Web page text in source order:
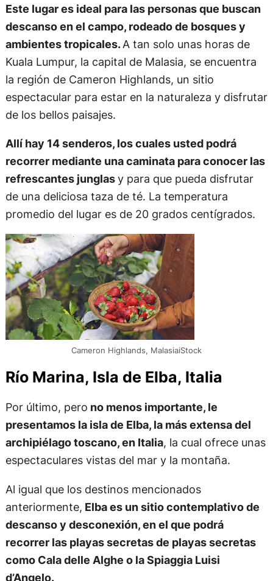
Este lugar es ideal para las personas que buscan
descanso en el campo, rodeado de bosques y
ambientes tropicales.A tan solo unas horas de
Kuala Lumpur, la capital de Malasia, se encuentra
la región de Cameron Highlands, un sitio
espectacular para estar en la naturaleza y disfrutar
de los bellos paisajes.
Allí hay 14 senderos, los cuales usted podrá
recorrer mediante una caminata para conocer las
refrescantes junglasy para que pueda disfrutar
de una deliciosa taza de té. La temperatura
promedio del lugar es de 20 grados centígrados.
Cameron Highlands, MalasiaiStock
Río Marina, Isla de Elba, Italia
Por último, pero no menos importante, le
presentamos la isla de Elba, la más extensa del
archipiélago toscano, en Italia, la cual ofrece unas
espectaculares vistas del mar y la montaña.
Al igual que los destinos mencionados
anteriormente, Elba es un sitio contemplativo de
descanso y desconexión, en el que podrá
recorrer las playas secretas de playas secretas
como Cala delle Alghe o la Spiaggia Luisi
d’Angelo.